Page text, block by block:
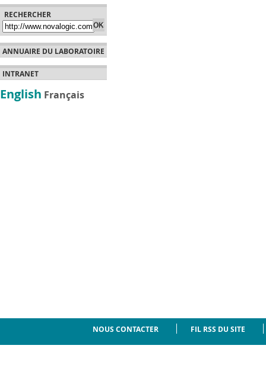
RECHERCHER
ANNUAIRE DU LABORATOIRE
INTRANET
English Français
NOUS CONTACTER FIL RSS DU SITE